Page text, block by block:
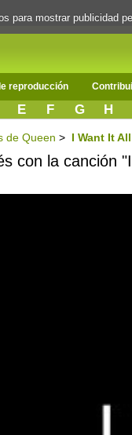
reproducción
E F G H
de Queen > I Want It All
con la canción
para mostrar publicidad